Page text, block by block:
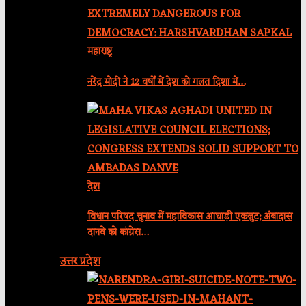
महाराष्ट्र
नरेंद्र मोदी ने 12 वर्षों में देश को गलत दिशा में…
देश
विधान परिषद चुनाव में महाविकास आघाड़ी एकजुट; अंबादास
दानवे को कांग्रेस…
उत्तर प्रदेश